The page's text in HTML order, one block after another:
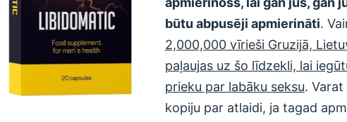
būtu abpusēji apmierināti.
2,000,000 vīrieši Gruzijā,
paļaujas uz šo līdzekli, lai
prieku par labāku seksu.
kopiju par atlaidi, ja tagad